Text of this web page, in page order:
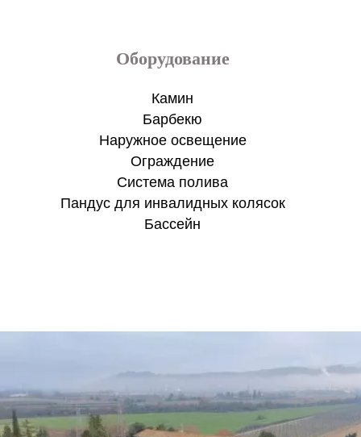
Оборудование
Камин
Барбекю
Наружное освещение
Ограждение
Система полива
Пандус для инвалидных колясок
Бассейн